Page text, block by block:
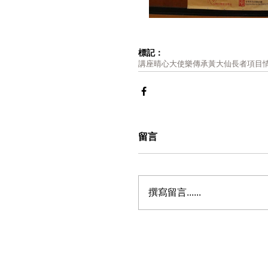
標記：
講座晴心大使樂傳承黃大仙長者項目
留言
撰寫留言......